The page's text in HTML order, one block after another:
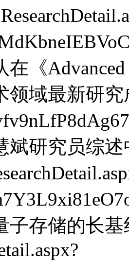
在《
领域最新研究
斌研究员综
子存储的长